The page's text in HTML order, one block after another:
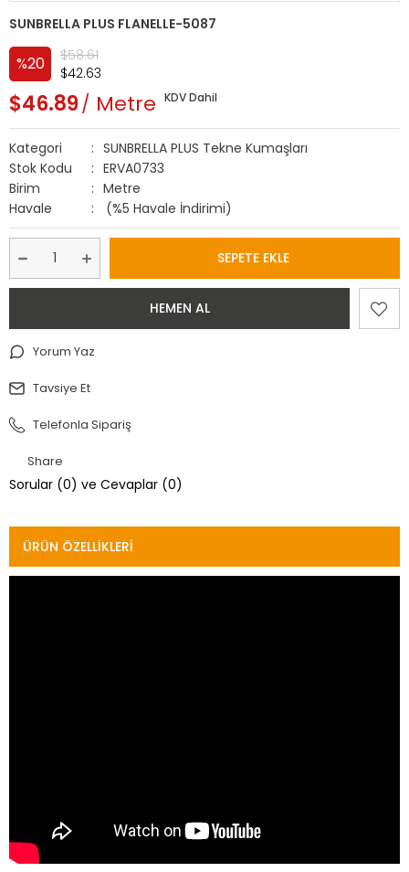
SUNBRELLA PLUS FLANELLE-5087
%20
İndirim
$58.61
$42.63
KDV Dahil
$46.89 Metre
Kategori
SUNBRELLA PLUS Tekne Kumaşları
Stok Kodu
ERVA0733
Birim
Metre
Havale
(%5 Havale İndirimi)
Yorum Yaz
Tavsiye Et
Telefonla Sipariş
Share
Sorular (0) ve Cevaplar (0)
ÜRÜN ÖZELLIKLERI